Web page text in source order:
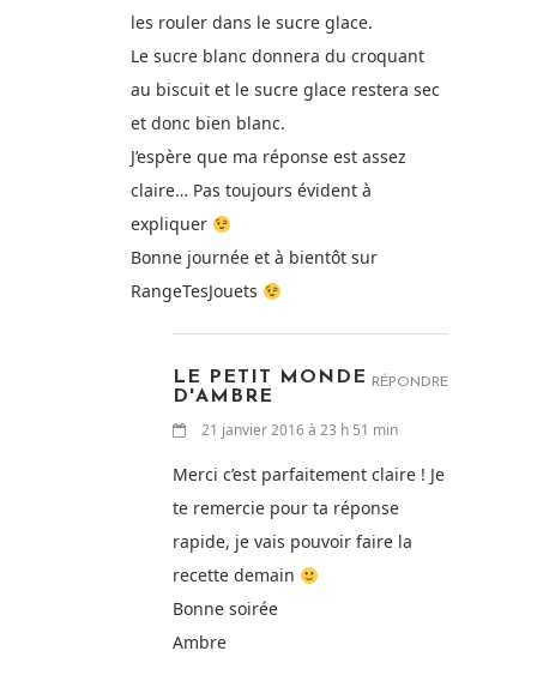
les rouler dans le sucre glace.
Le sucre blanc donnera du croquant
au biscuit et le sucre glace restera sec
et donc bien blanc.
J’espère que ma réponse est assez
claire… Pas toujours évident à
expliquer
Bonne journée et à bientôt sur
RangeTesJouets
LE PETIT MONDE
D'AMBRE
21 janvier 2016 à 23 h 51 min
Merci c’est parfaitement claire ! Je
te remercie pour ta réponse
rapide, je vais pouvoir faire la
recette demain
Bonne soirée
Ambre
RÉPONDRE